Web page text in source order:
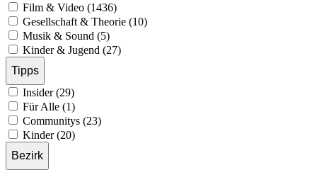
Film & Video (1436)
Gesellschaft & Theorie (10)
Musik & Sound (5)
Kinder & Jugend (27)
Tipps
Insider (29)
Für Alle (1)
Communitys (23)
Kinder (20)
Bezirk